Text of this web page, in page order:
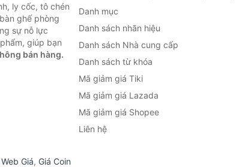
ly cốc, tô chén
ghế phòng
sự nỗ lực
giúp bạn
bán hàng.
Danh mục
Danh sách nhãn hiệu
Danh sách Nhà cung cấp
Danh sách từ khóa
Mã giảm giá Tiki
Mã giảm giá Lazada
Mã giảm giá Shopee
Liên hệ
Web Giá, Giá Coin